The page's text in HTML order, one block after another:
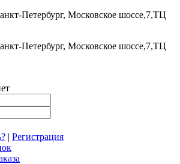
Петербург, Московское шоссе,7,ТЦ
Петербург, Московское шоссе,7,ТЦ
| Регистрация